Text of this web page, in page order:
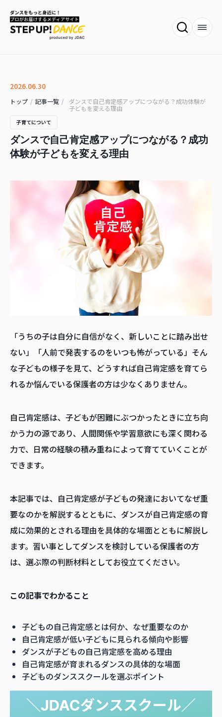
2026.06.30
トップ / 記事一覧 /
ダンスで自己肯定感アップにつながる？成功体験が
子どもを変える理由
子育てについて
ダンスで自己肯定感アップにつながる？成功
体験が子どもを変える理由
「うちの子は自分に自信がなく、新しいことに踏み出せ
ない」「人前で発表するのをいつも怖がっている」そん
な子どもの様子を見て、どうすれば自己肯定感を育てら
れるか悩んでいる保護者の方は少なくありません。
自己肯定感は、子どもが困難にぶつかったときに立ち向
かう力の源であり、人間関係や学習意欲にも深く関わる
力で、日常の経験の積み重ねによって育てていくことが
できます。
本記事では、自己肯定感が子どもの発達においてなぜ重
要なのかを解説するとともに、ダンスが自己肯定感の育
成に効果的とされる理由を具体的な場面とともに解説し
ます。習い事としてダンスを検討している保護者の方
は、選ぶ際の判断材料としてお役立てください。
この記事でわかること
子どもの自己肯定感とは何か、なぜ重要なのか
自己肯定感が低い子どもに見られる傾向や影響
ダンスが子どもの自己肯定感を高める理由
自己肯定感が育まれるダンスの具体的な場面
子どものダンススクールを選ぶポイント